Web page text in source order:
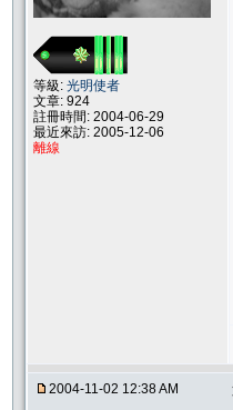
等級: 光明使者
文章: 924
註冊時間: 2004-06-29
最近來訪: 2005-12-06
離線
2004-11-02 12:38 AM